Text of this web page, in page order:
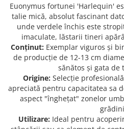
Bulbi de Ranunculus
Bulbi de Tigridia
Bulbi de Zambile
Bulbi de Zantedeschia
Bulbi Sparaxis
Mixuri de Bulbi
Seminte de Flori
Seminte de Ierburi
Seminte de Legume/Fructe
Euonymus fortunei 'Harlequin'
talie mică, absolut fascinant
unde verdele închis este
imaculate, lăstarii tineri
Conținut: Exemplar viguros și
de producție de 12-13 cm
sănătos și gata de
Origine: Selecție
apreciată pentru capacitatea sa
aspect "înghețat" zonelor
Utilizare: Ideal pentru